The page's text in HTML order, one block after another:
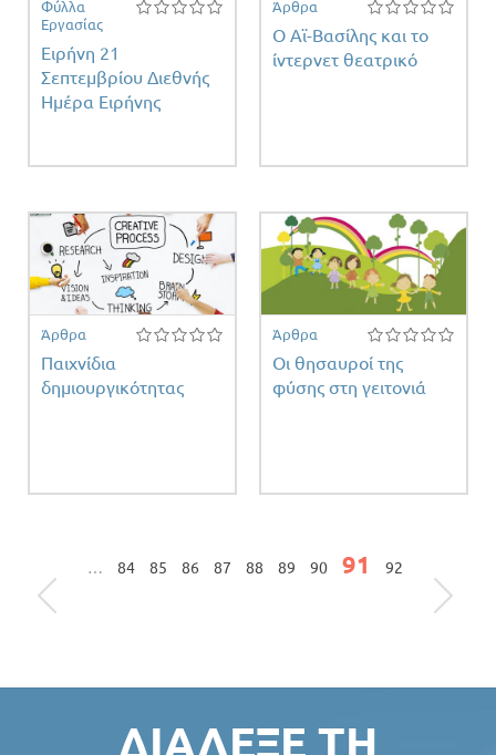
Φύλλα
Εργασίας
Ειρήνη 21
Σεπτεμβρίου Διεθνής
Ημέρα Ειρήνης
Άρθρα
Ο Αϊ-Βασίλης και το
ίντερνετ θεατρικό
Άρθρα
Παιχνίδια
δημιουργικότητας
Άρθρα
Οι θησαυροί της
φύσης στη γειτονιά
Σελίδες
… 84 85 86 87 88 89 90 91 92
ΔΙΆΛΕΞΕ ΤΗ